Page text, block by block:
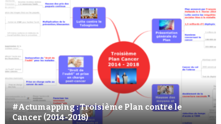
#Actumapping : Troisième Plan contre le
Cancer (2014-2018)